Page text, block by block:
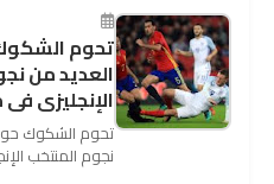
وأنه سيستم...
تحوم
العديد من
الإنجليزى
تحوم الشكوك
نجوم المنتخب